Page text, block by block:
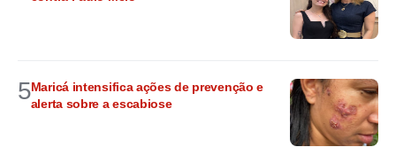
5Maricá intensifica ações de prevenção e
alerta sobre a escabiose